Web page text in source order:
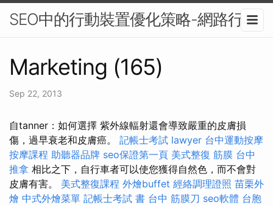
SEO中的行動裝置優化策略-網路行銷
Marketing (165)
Sep 22, 2013
自tanner：如何選擇 紫外線輻射還會導致嚴重的皮膚損
傷，過早衰老和皮膚癌。 記帳士考試 lawyer 台中運動按摩
按摩課程 助聽器品牌 seo保證第一頁 美式整復 筋膜 台中
推拿 相比之下，自行車者可以使您獲得自然色，而不會對
皮膚有害。 美式整復課程 外燴buffet 經絡調理證照 苗栗外
燴 中式外燴菜單 記帳士考試 書 台中 筋膜刀 seo軟體 台胞